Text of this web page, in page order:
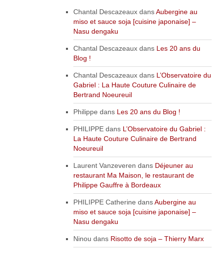
Chantal DescazeauxdansAubergine au
miso et sauce soja [cuisine japonaise] –
Nasu dengaku
Chantal Descazeauxdans Les 20 ans du
Blog !
Chantal Descazeauxdans L’Observatoire du
Gabriel : La Haute Couture Culinaire de
Bertrand Noeureuil
Philippe dans Les 20 ans du Blog !
PHILIPPEdans L’Observatoire du Gabriel :
La Haute Couture Culinaire de Bertrand
Noeureuil
Laurent Vanzeveren dans Déjeuner au
restaurant Ma Maison, le restaurant de
Philippe Gauffre à Bordeaux
PHILIPPE Catherine dansAubergine au
miso et sauce soja [cuisine japonaise] –
Nasu dengaku
Ninou dans Risotto de soja – Thierry Marx